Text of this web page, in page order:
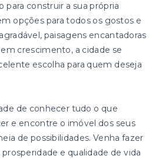
construir a sua própria
opções para todos os gostos e
paisagens encantadoras
crescimento, a cidade se
escolha para quem deseja
de conhecer tudo o que
e encontre o imóvel dos seus
de possibilidades. Venha fazer
e qualidade de vida